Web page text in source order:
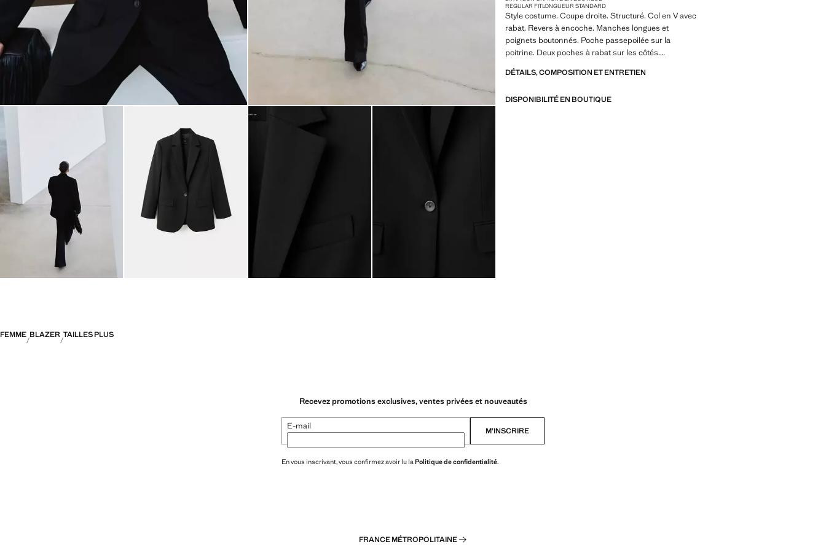
REGULAR FITLONGUEUR STANDARD
Style costume. Coupe droite. Structuré. Col en V avec
rabat. Revers à encoche. Manches longues et
poignets boutonnés. Poche passepoilée sur la
poitrine. Deux poches à rabat sur les côtés.
Total look. Disponible en grande taille. La couleur
DÉTAILS, COMPOSITION ET ENTRETIEN
DISPONIBILITÉ EN BOUTIQUE
FEMME BLAZER TAILLES PLUS
Recevez promotions exclusives, ventes privées et nouveautés
E-mail M’INSCRIRE
En vous inscrivant, vous confirmez avoir lu laPolitique de confidentialité.
FRANCE MÉTROPOLITAINE